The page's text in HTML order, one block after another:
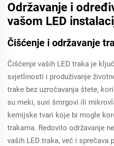
Održavanje i
vašom LED
Čišćenje i održavanje
Čišćenje vaših LED traka je
svjetlinosti i produživanje
trake bez uzročavanja štete,
su meki, suvi šmrgovi ili
kemijske tvari koje bi mogle
trakama. Redovito održavanje
vaših LED traka, već i sprečava